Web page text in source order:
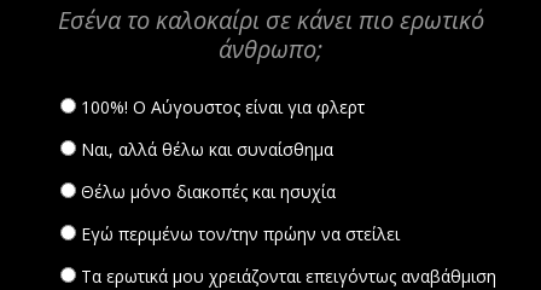
Εσένα το καλοκαίρι σε κάνει πιο ερωτικό
άνθρωπο;
100%! Ο Αύγουστος είναι για φλερτ
Ναι, αλλά θέλω και συναίσθημα
Θέλω μόνο διακοπές και ησυχία
Εγώ περιμένω τον/την πρώην να στείλει
Τα ερωτικά μου χρειάζονται επειγόντως αναβάθμιση